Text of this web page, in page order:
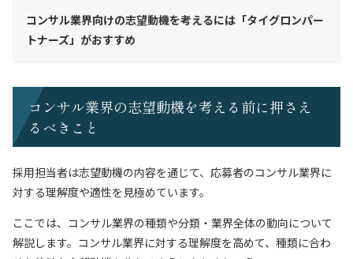
コンサル業界向けの志望動機を考えるには「タイグロンパー
トナーズ」がおすすめ
コンサル業界の志望動機を考える前に押さえ
るべきこと
採用担当者は志望動機の内容を通じて、応募者のコンサル業界に
対する理解度や適性を見極めています。
ここでは、コンサル業界の種類や分類・業界全体の動向について
解説します。コンサル業界に対する理解度を高めて、種類に合わ